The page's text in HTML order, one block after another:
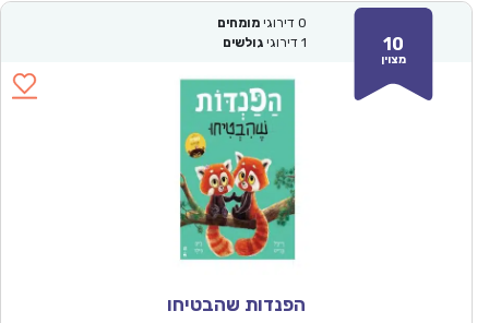
10
מצוין
0 דירוגי מומחים
1 דירוגי גולשים
הפנדות שהבטיחו